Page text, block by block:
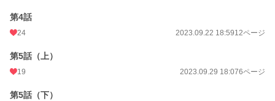
第4話
24 2023.09.22 18:5912ページ
第5話（上）
19 2023.09.29 18:076ページ
第5話（下）